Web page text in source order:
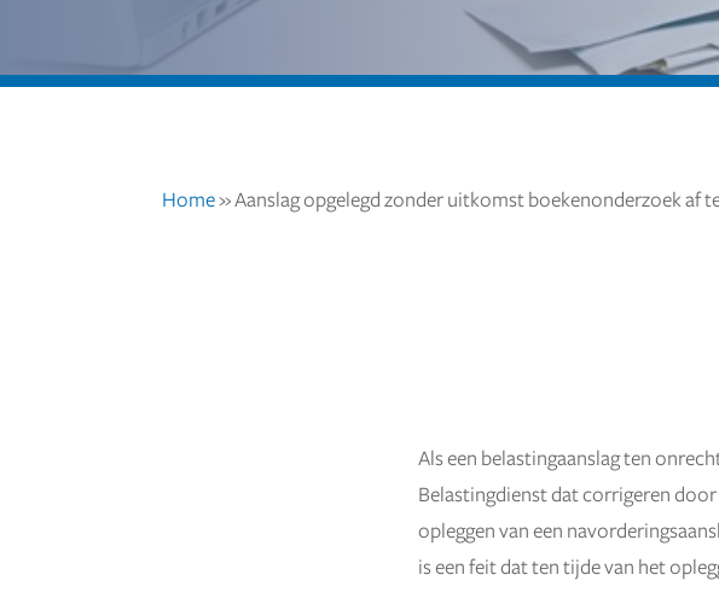
Home»Aanslag opgelegd zonder uitkomst boekenonderzoek af
Als een belastingaanslag ten
Belastingdienst dat corrigeren
opleggen van een
is een feit dat ten tijde van het